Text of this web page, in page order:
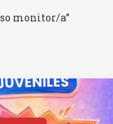
monitor/a”